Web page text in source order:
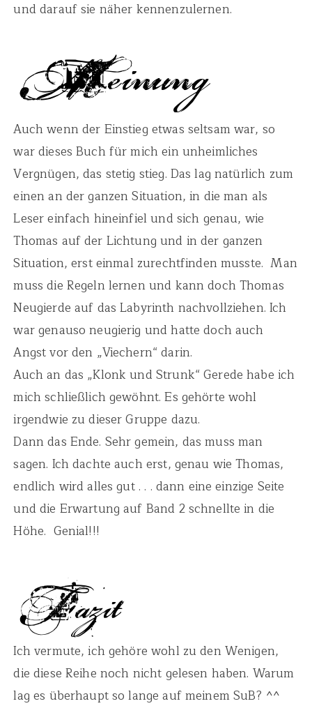
und darauf sie näher kennenzulernen.
Auch wenn der Einstieg etwas seltsam war, so
war dieses Buch für mich ein unheimliches
Vergnügen, das stetig stieg. Das lag natürlich zum
einen an der ganzen Situation, in die man als
Leser einfach hineinfiel und sich genau, wie
Thomas auf der Lichtung und in der ganzen
Situation, erst einmal zurechtfinden musste. Man
muss die Regeln lernen und kann doch Thomas
Neugierde auf das Labyrinth nachvollziehen. Ich
war genauso neugierig und hatte doch auch
Angst vor den „Viechern“ darin.
Auch an das „Klonk und Strunk“ Gerede habe ich
mich schließlich gewöhnt. Es gehörte wohl
irgendwie zu dieser Gruppe dazu.
Dann das Ende. Sehr gemein, das muss man
sagen. Ich dachte auch erst, genau wie Thomas,
endlich wird alles gut . . . dann eine einzige Seite
und die Erwartung auf Band 2 schnellte in die
Höhe. Genial!!!
Ich vermute, ich gehöre wohl zu den Wenigen,
die diese Reihe noch nicht gelesen haben. Warum
lag es überhaupt so lange auf meinem SuB? ^^